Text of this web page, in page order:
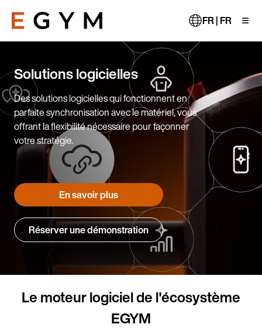
contenu
principal
FR | FR
Solutions logicielles
Des solutions logicielles qui fonctionnent en
parfaite synchronisation avec le matériel, vous
offrant la flexibilité nécessaire pour façonner
votre stratégie.
En savoir plus
Réserver une démonstration
Le moteur logiciel de l'écosystème
EGYM